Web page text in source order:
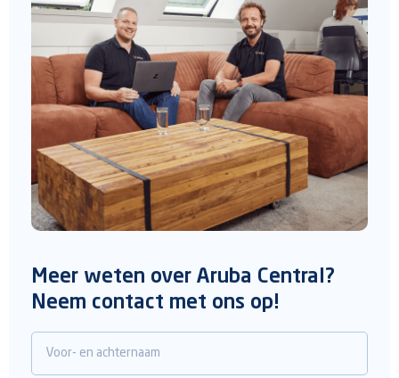
Meer weten over Aruba Central?
Neem contact met ons op!
Voor- en achternaam